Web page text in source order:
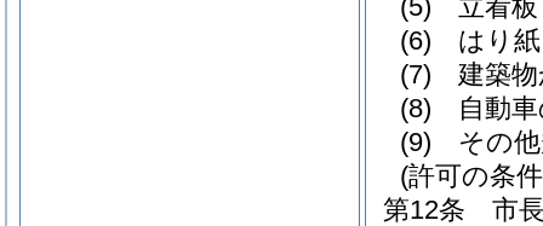
(5)
立看板
(6)
はり
(7)
建築
(8)
自動
(9)
その
(許可の条
第12条
市